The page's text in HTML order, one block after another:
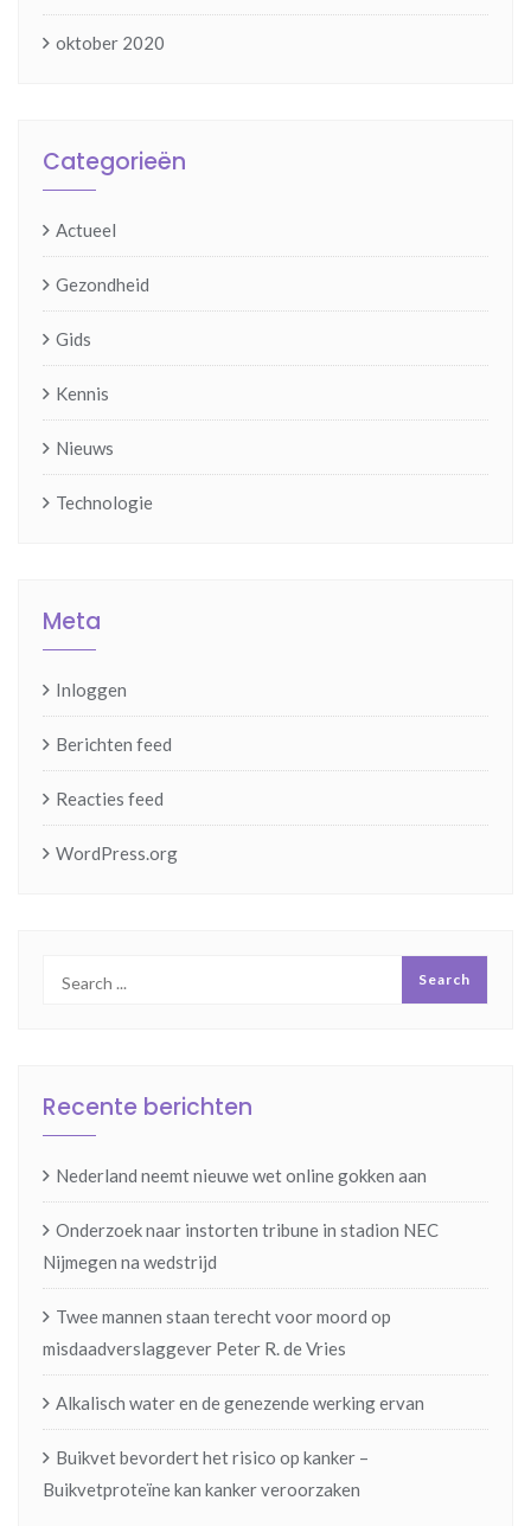
oktober 2020
Categorieën
Actueel
Gezondheid
Gids
Kennis
Nieuws
Technologie
Meta
Inloggen
Berichten feed
Reacties feed
WordPress.org
Recente berichten
Nederland neemt nieuwe wet online gokken aan
Onderzoek naar instorten tribune in stadion NEC
Nijmegen na wedstrijd
Twee mannen staan terecht voor moord op
misdaadverslaggever Peter R. de Vries
Alkalisch water en de genezende werking ervan
Buikvet bevordert het risico op kanker –
Buikvetproteïne kan kanker veroorzaken